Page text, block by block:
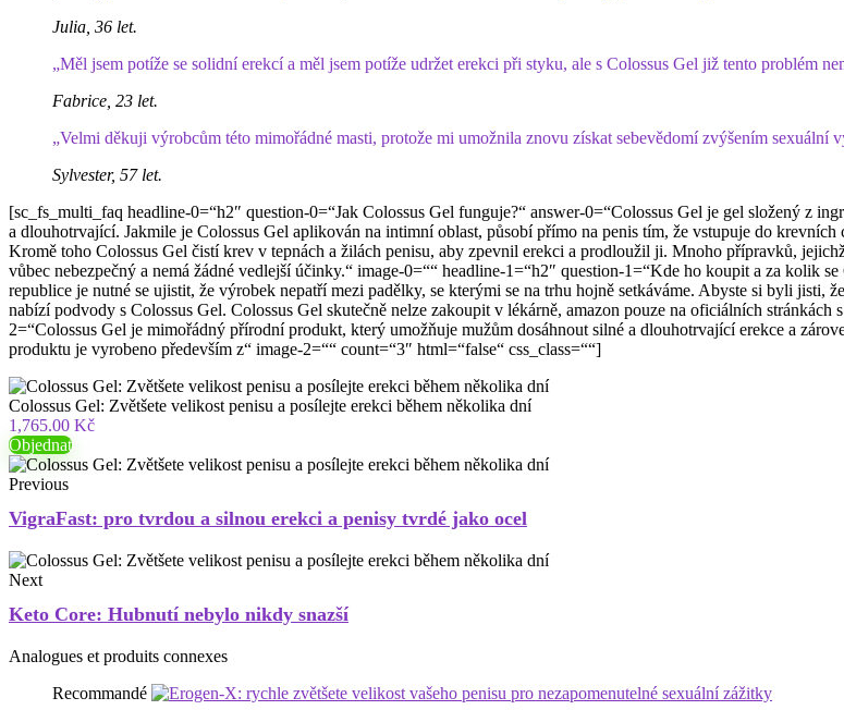
Julia, 36 let.
„Měl jsem potíže se solidní erekcí a měl jsem potíže udržet erekci při styku, ale s Colossus Gel již tento problém
Fabrice, 23 let.
„Velmi děkuji výrobcům této mimořádné masti, protože mi umožnila znovu získat sebevědomí zvýšením sexuální
Sylvester, 57 let.
[sc_fs_multi_faq headline-0=“h2″ question-0=“Jak Colossus Gel funguje?“ answer-0=“Colossus Gel je gel složený z
a dlouhotrvající. Jakmile je Colossus Gel aplikován na intimní oblast, působí přímo na penis tím, že vstupuje do
Kromě toho Colossus Gel čistí krev v tepnách a žilách penisu, aby zpevnil erekci a prodloužil ji. Mnoho přípravků,
vůbec nebezpečný a nemá žádné vedlejší účinky.“ image-0=““ headline-1=“h2″ question-1=“Kde ho koupit a za kolik
republice je nutné se ujistit, že výrobek nepatří mezi padělky, se kterými se na trhu hojně setkáváme. Abyste si byli
nabízí podvody s Colossus Gel. Colossus Gel skutečně nelze zakoupit v lékárně, amazon pouze na oficiálních
2=“Colossus Gel je mimořádný přírodní produkt, který umožňuje mužům dosáhnout silné a dlouhotrvající erekce a
produktu je vyrobeno především z“ image-2=““ count=“3″ html=“false“ css_class=““]
Colossus Gel: Zvětšete velikost penisu a posílejte erekci během několika dní
1,765.00 Kč
Objednat
Previous
VigraFast: pro tvrdou a silnou erekci a penisy tvrdé jako ocel
Next
Keto Core: Hubnutí nebylo nikdy snazší
Analogues et produits connexes
Recommandé